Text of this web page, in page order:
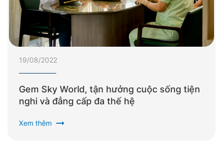
19/08/2022
Gem Sky World, tận hưởng cuộc sống tiện
nghi và đẳng cấp đa thế hệ
Xem thêm arrow_right_alt